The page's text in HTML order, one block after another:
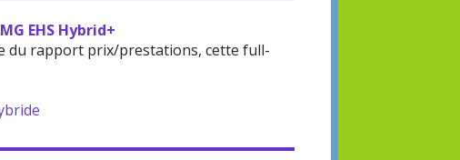
EHS Hybrid+
du rapport prix/prestations, cette full-